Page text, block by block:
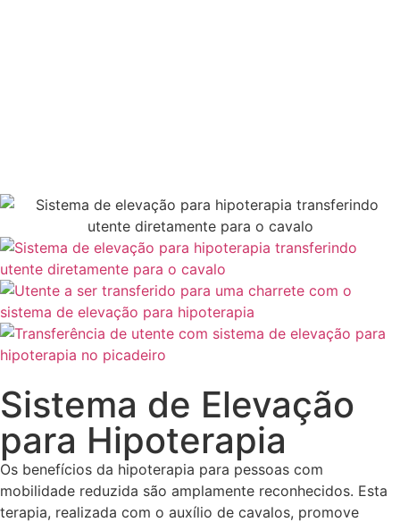
Sistema de Elevação
para Hipoterapia
Os benefícios da hipoterapia para pessoas com
mobilidade reduzida são amplamente reconhecidos. Esta
terapia, realizada com o auxílio de cavalos, promove